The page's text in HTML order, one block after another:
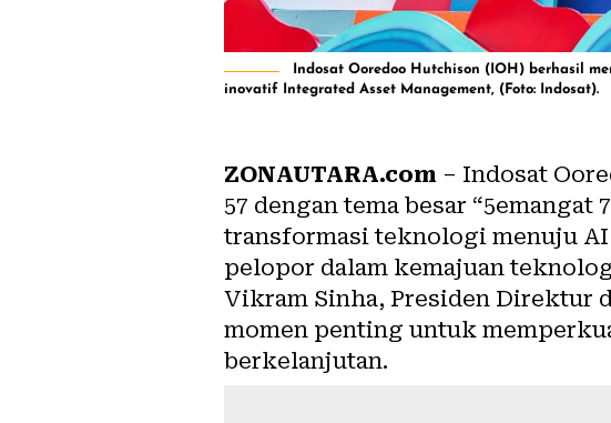
Indosat Ooredoo Hutchison (IOH) berhasil
inovatif Integrated Asset Management, (Foto: Indosat).
ZONAUTARA.com – Indosat
57 dengan tema besar
transformasi teknologi menuju
pelopor dalam kemajuan
Vikram Sinha, Presiden Direktur
momen penting untuk
berkelanjutan.